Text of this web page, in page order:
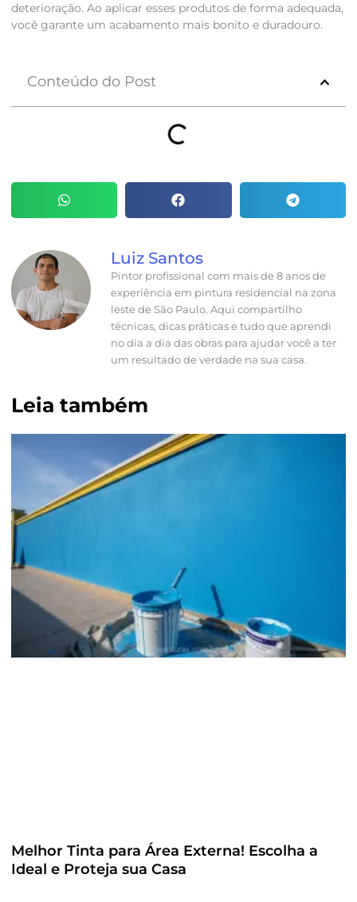
deterioração. Ao aplicar esses produtos de forma adequada,
você garante um acabamento mais bonito e duradouro.
Conteúdo do Post
Luiz Santos
Pintor profissional com mais de 8 anos de
experiência em pintura residencial na zona
leste de São Paulo. Aqui compartilho
técnicas, dicas práticas e tudo que aprendi
no dia a dia das obras para ajudar você a ter
um resultado de verdade na sua casa.
Leia também
Melhor Tinta para Área Externa! Escolha a
Ideal e Proteja sua Casa